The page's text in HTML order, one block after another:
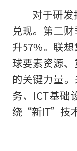
对于研
兑现。第二
升57%。联
球要素资源
的关键力量
务、ICT基础
绕“新IT”技术